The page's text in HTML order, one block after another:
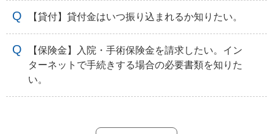
【貸付】貸付金はいつ振り込まれるか知りたい。
【保険金】入院・手術保険金を請求したい。イン
ターネットで手続きする場合の必要書類を知りた
い。